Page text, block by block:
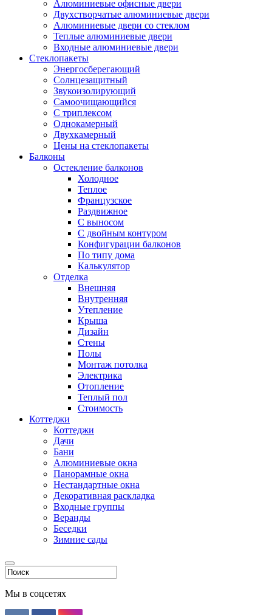
Алюминиевые офисные двери
Двухстворчатые алюминиевые двери
Алюминиевые двери со стеклом
Теплые алюминиевые двери
Входные алюминиевые двери
Стеклопакеты
Энергосберегающий
Солнцезащитный
Звукоизолирующий
Самоочищающийся
С триплексом
Однокамерный
Двухкамерный
Цены на стеклопакеты
Балконы
Остекление балконов
Холодное
Теплое
Французское
Раздвижное
С выносом
С двойным контуром
Конфигурации балконов
По типу дома
Калькулятор
Отделка
Внешняя
Внутренняя
Утепление
Крыша
Дизайн
Стены
Полы
Монтаж потолка
Электрика
Отопление
Теплый пол
Стоимость
Коттеджи
Коттеджи
Дачи
Бани
Алюминиевые окна
Панорамные окна
Нестандартные окна
Декоративная раскладка
Входные группы
Веранды
Беседки
Зимние сады
Мы в соцсетях